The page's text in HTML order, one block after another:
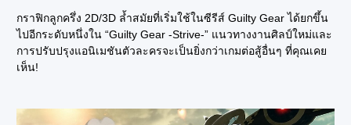
กราฟิกลูกครึ่ง 2D/3D ล้ำสมัยที่เริ่มใช้ในซีรีส์ Guilty Gear ได้ยกขึ้น
ไปอีกระดับหนึ่งใน “Guilty Gear -Strive-” แนวทางงานศิลป์ใหม่และ
การปรับปรุงแอนิเมชันตัวละครจะเป็นยิ่งกว่าเกมต่อสู้อื่นๆ ที่คุณเคย
เห็น!